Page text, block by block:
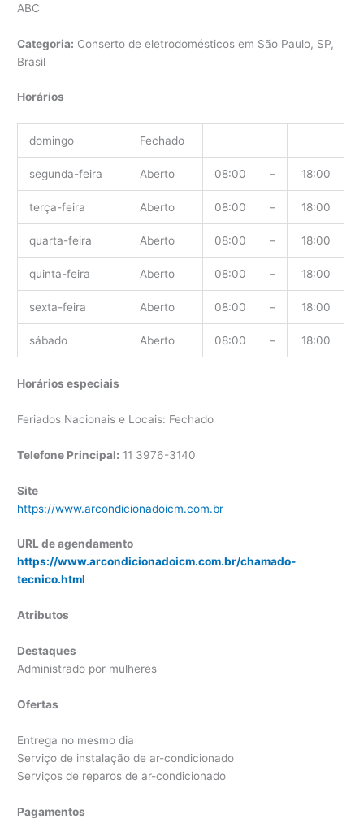
ABC
Categoria: Conserto de eletrodomésticos em São Paulo, SP,
Brasil
Horários
domingo Fechado
segunda-feira Aberto 08:00 – 18:00
terça-feira Aberto 08:00 – 18:00
quarta-feira Aberto 08:00 – 18:00
quinta-feira Aberto 08:00 – 18:00
sexta-feira Aberto 08:00 – 18:00
sábado Aberto 08:00 – 18:00
Horários especiais
Feriados Nacionais e Locais: Fechado
Telefone Principal: 11 3976-3140
Site
https://www.arcondicionadoicm.com.br
URL de agendamento
https://www.arcondicionadoicm.com.br/chamado-
tecnico.html
Atributos
Destaques
Administrado por mulheres
Ofertas
Entrega no mesmo dia
Serviço de instalação de ar-condicionado
Serviços de reparos de ar-condicionado
Pagamentos